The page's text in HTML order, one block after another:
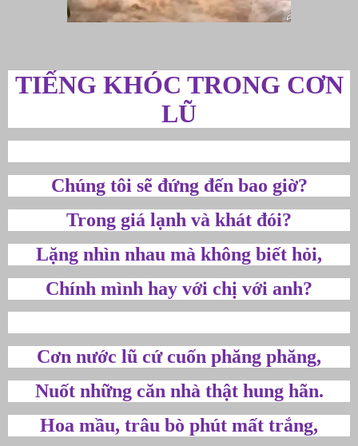
TIẾNG KHÓC TRONG CƠN
LŨ
Chúng tôi sẽ đứng đến bao giờ?
Trong giá lạnh và khát đói?
Lặng nhìn nhau mà không biết hỏi,
Chính mình hay với chị với anh?
Cơn nước lũ cứ cuốn phăng phăng,
Nuốt những căn nhà thật hung hãn.
Hoa mầu, trâu bò phút mất trắng,